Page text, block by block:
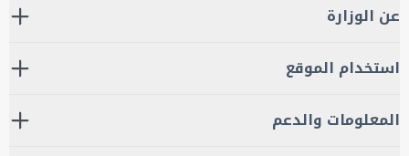
عن الوزارة
استخدام الموقع
المعلومات والدعم